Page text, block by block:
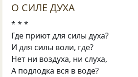
О СИЛЕ ДУХА
* * *
Где приют для силы духа?
И для силы воли, где?
Нет ни воздуха, ни слуха,
А подлодка вся в воде?